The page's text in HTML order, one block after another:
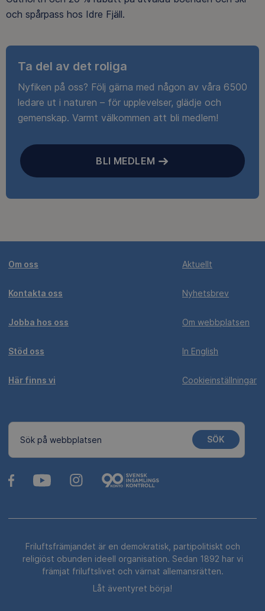
och spårpass hos Idre Fjäll.
Ta del av det roliga
Nyfiken på oss? Följ gärna med någon av våra 6500
ledare ut i naturen – för upplevelser, glädje och
gemenskap. Varmt välkommen att bli medlem!
BLI MEDLEM
Om oss
Kontakta oss
Jobba hos oss
Stöd oss
Här finns vi
Aktuellt
Nyhetsbrev
Om webbplatsen
In English
Cookieinställningar
Sök på webbplatsen SÖK
Friluftsfrämjandet är en demokratisk, partipolitiskt och
religiöst obunden ideell organisation. Sedan 1892 har vi
främjat friluftslivet och värnat allemansrätten.
Låt äventyret börja!